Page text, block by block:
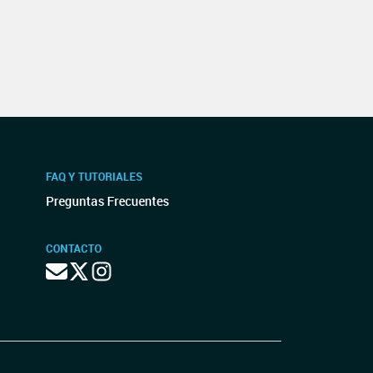
FAQ Y TUTORIALES
Preguntas Frecuentes
CONTACTO